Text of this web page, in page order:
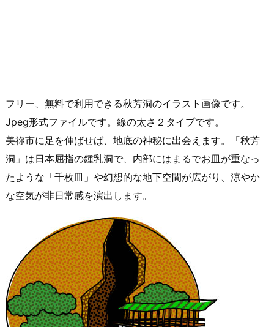
フリー、無料で利用できる秋芳洞のイラスト画像です。
Jpeg形式ファイルです。線の太さ２タイプです。
美祢市に足を伸ばせば、地底の神秘に出会えます。「秋芳
洞」は日本屈指の鍾乳洞で、内部にはまるでお皿が重なっ
たような「千枚皿」や幻想的な地下空間が広がり、涼やか
な空気が非日常感を演出します。